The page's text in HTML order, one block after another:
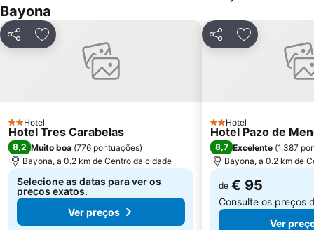
Praia de Panxón
Paxariñas
Castelo de Salvaterra
do Vao
Estação de Caminhos de Ferro de Viana do Castelo
Parque Termal do Peso
Praia Fluvial de Ponte da Barca
Estación de Tren de Vigo
Plaza de América
Bayona
PartilharAdicionar aos favoritos
2 Estrelas
Hotel
Hotel Tres Carabelas
8,2 Muito boa (776 pontuações)
Bayona, a 0.2 km de Centro da cidade
Selecione as datas para ver os
preços exatos.
Ver preços
PartilharAdicionar
2 Estrelas
Hotel
Hotel Pazo de
8,7 Excelente (1.387
Bayona, a 0.2 km de
de € 95
Consulte os preços
Ver